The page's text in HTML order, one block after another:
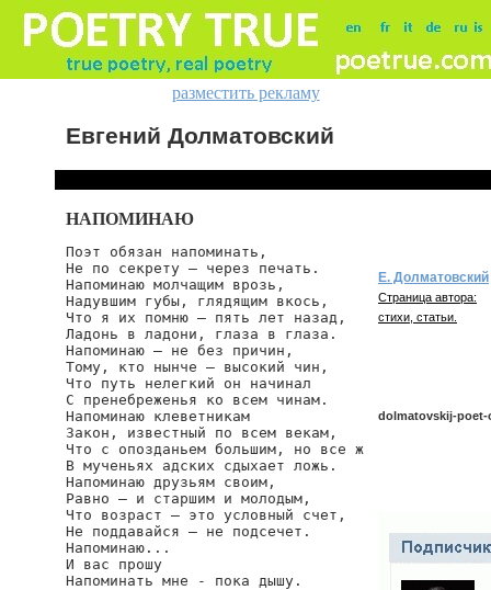
разместить рекламу
Евгений Долматовский
НАПОМИНАЮ
Поэт обязан напоминать,
Не по секрету — через печать.
Напоминаю молчащим врозь,
Надувшим губы, глядящим вкось,
Что я их помню — пять лет назад,
Ладонь в ладони, глаза в глаза.
Напоминаю — не без причин,
Тому, кто нынче — высокий чин,
Что путь нелегкий он начинал
С пренебреженья ко всем чинам.
Напоминаю клеветникам
Закон, известный по всем векам,
Что с опозданьем большим, но все ж
В мученьях адских сдыхает ложь.
Напоминаю друзьям своим,
Равно — и старшим и молодым,
Что возраст — это условный счет,
Не поддавайся — не подсечет.
Напоминаю...
И вас прошу
Напоминать мне - пока дышу.
Е. Долматовский
Страница автора:
стихи, статьи.
dolmatovskij-poet-